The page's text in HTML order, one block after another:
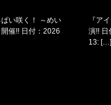
い咲く！ ～めい
催!! 日付：2026
『ア
演!! 日
13: […]